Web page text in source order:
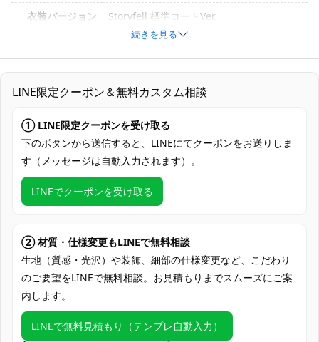
衣装バージョン
Storyfell 標準コートVer.
オーダーメイド
素材
コスプレ専用生地
セット内容
コート、ショートパンツ、トップス、手袋
発送予定
加工に7～15営業日、配送に5～7営業日
（※土日祝除く）、合計で12～22営業日程
度でお届け
支払い方法
クレジットカード（VISA、Master、JCB、
Discover、AMERICAN EXPRESS）、
使用場所
アニメ・ゲーム系イベント、コミケ・同人
即売会、コスプレ撮影会、ハロウィン仮
装、コスプレ交流会、スタジオ撮影、屋外
ロケ撮影、SNS投稿・動画配信
コスプレ愛好家、アニメや漫画、ゲームフ
ァン、出演者
続きを見る
LINE限定クーポン＆無料カスタム相談
① LINE限定クーポンを受け取る
下のボタンから送信すると、LINEにてクーポンをお送りしま
す（メッセージは自動入力されます）。
LINEでクーポンを受け取る
② 材質・仕様変更もLINEで無料相談
生地（質感・光沢）や装飾、細部の仕様変更など、こだわり
のご要望をLINEで無料相談。お見積もりまでスムーズにご案
内します。
LINEで無料見積もり（テンプレ自動入力）